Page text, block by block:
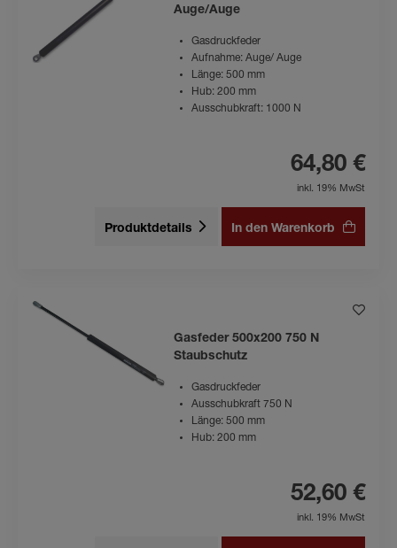
Auge/Auge
Gasdruckfeder
Aufnahme: Auge/ Auge
Länge: 500 mm
Hub: 200 mm
Ausschubkraft: 1000 N
64,80 €
inkl. 19% MwSt
Produktdetails In den Warenkorb
Gasfeder 500x200 750 N
Staubschutz
Gasdruckfeder
Ausschubkraft 750 N
Länge: 500 mm
Hub: 200 mm
52,60 €
inkl. 19% MwSt